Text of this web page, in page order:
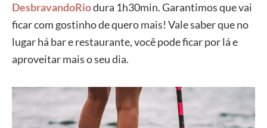
DesbravandoRiodura 1h30min. Garantimos que vai
ficar com gostinho de quero mais! Vale saber que no
lugar há bar e restaurante, você pode ficar por lá e
aproveitar mais o seu dia.